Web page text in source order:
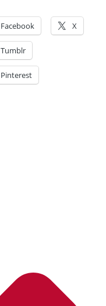
Facebook X
Tumblr
Pinterest